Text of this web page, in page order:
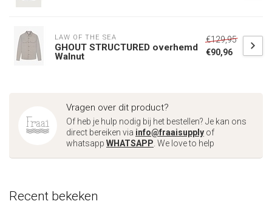
LAW OF THE SEA
GHOUT STRUCTURED overhemd
Walnut
€129,95
€90,96
Vragen over dit product?
Of heb je hulp nodig bij het bestellen? Je kan ons
direct bereiken via info@fraaisupply of
whatsapp WHATSAPP . We love to help
Recent bekeken